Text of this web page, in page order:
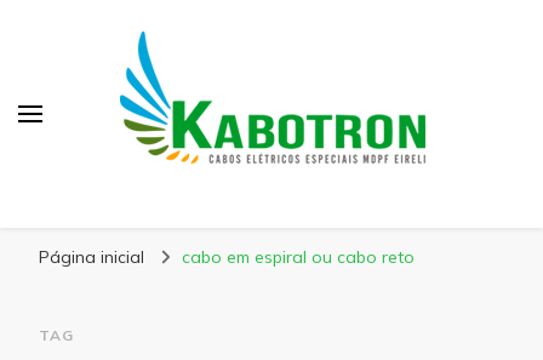
Página inicial cabo em espiral ou cabo reto
TAG